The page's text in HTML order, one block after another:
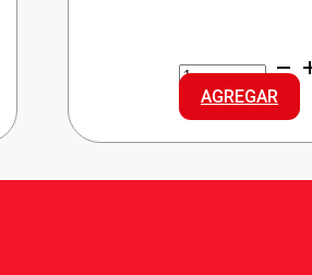
LA
PAULINA
QUESO
GOYA
cantidad
AGREGAR